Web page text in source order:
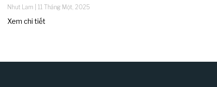
Nhut Lam 11 Tháng Một, 2025
Xem chi tiết